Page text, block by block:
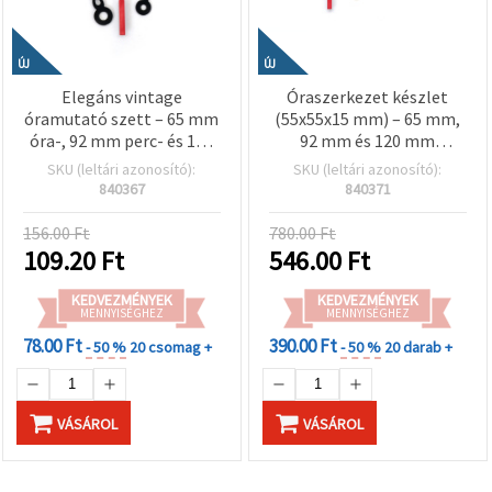
ÚJ
Elegáns vintage
óramutató szett – 65 mm
óra-, 92 mm perc- és 120
mm másodpercmutató
fekete színben (óra
SKU (leltári azonosító):
840367
156.00 Ft
109.20 Ft
KEDVEZMÉNYEK
MENNYISÉGHEZ
78.00 Ft- 50 % 20 csomag +
VÁSÁROL
ÚJ
Óraszerkezet készlet
(55x55x15 mm) – 65 mm,
92 mm és 120 mm
mutatókkal, AA 1,5 V
elemmel működik, DIY
hobby kellék
SKU (leltári azonosító):
840371
780.00 Ft
546.00 Ft
KEDVEZMÉNYEK
MENNYISÉGHEZ
390.00 Ft- 50 % 20 darab +
VÁSÁROL